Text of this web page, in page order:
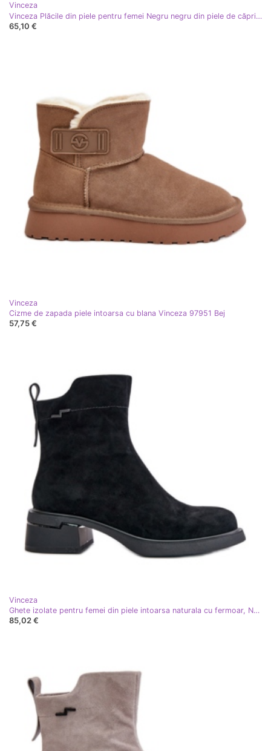
Vinceza
Vinceza Plăcile din piele pentru femei Negru negru din piele de căprioară neagră
65,10 €
Vinceza
Cizme de zapada piele intoarsa cu blana Vinceza 97951 Bej
57,75 €
Vinceza
Ghete izolate pentru femei din piele intoarsa naturala cu fermoar, Negru Vinceza 66696
85,02 €